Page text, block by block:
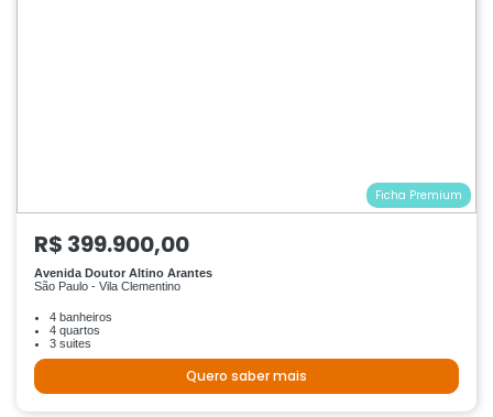
Ficha Premium
R$ 399.900,00
Avenida Doutor Altino Arantes
São Paulo - Vila Clementino
4 banheiros
4 quartos
3 suites
Quero saber mais